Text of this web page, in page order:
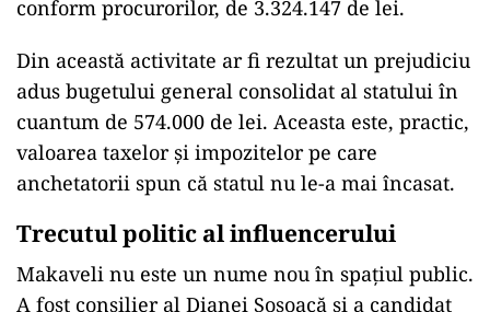
conform procurorilor, de 3.324.147 de lei.
Din această activitate ar fi rezultat un prejudiciu
adus bugetului general consolidat al statului în
cuantum de 574.000 de lei. Aceasta este, practic,
valoarea taxelor și impozitelor pe care
anchetatorii spun că statul nu le-a mai încasat.
Trecutul politic al influencerului
Makaveli nu este un nume nou în spațiul public.
A fost consilier al Dianei Șoșoacă și a candidat